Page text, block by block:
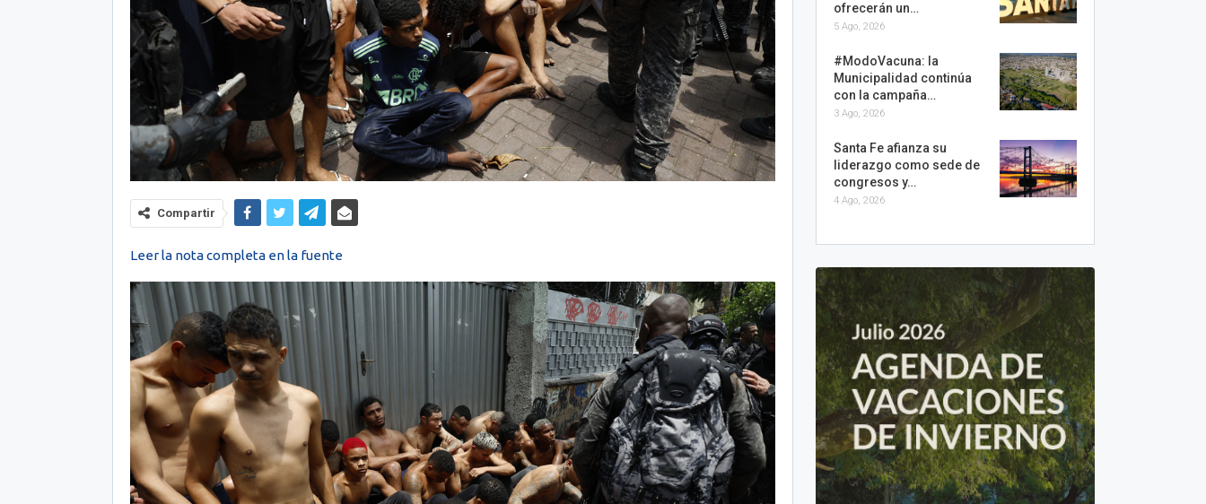
Compartir
Leer la nota completa en la fuente
ofrecerán un…
5 Ago, 2026
#ModoVacuna: la
Municipalidad continúa
con la campaña…
3 Ago, 2026
Santa Fe afianza su
liderazgo como sede de
congresos y…
4 Ago, 2026